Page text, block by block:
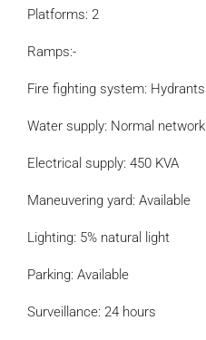
Platforms: 2
Ramps:-
Fire fighting system: Hydrants
Water supply: Normal network
Electrical supply: 450 KVA
Maneuvering yard: Available
Lighting: 5% natural light
Parking: Available
Surveillance: 24 hours